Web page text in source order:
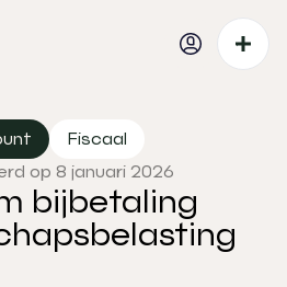
Fiscaal
op 8 januari 2026
bijbetaling